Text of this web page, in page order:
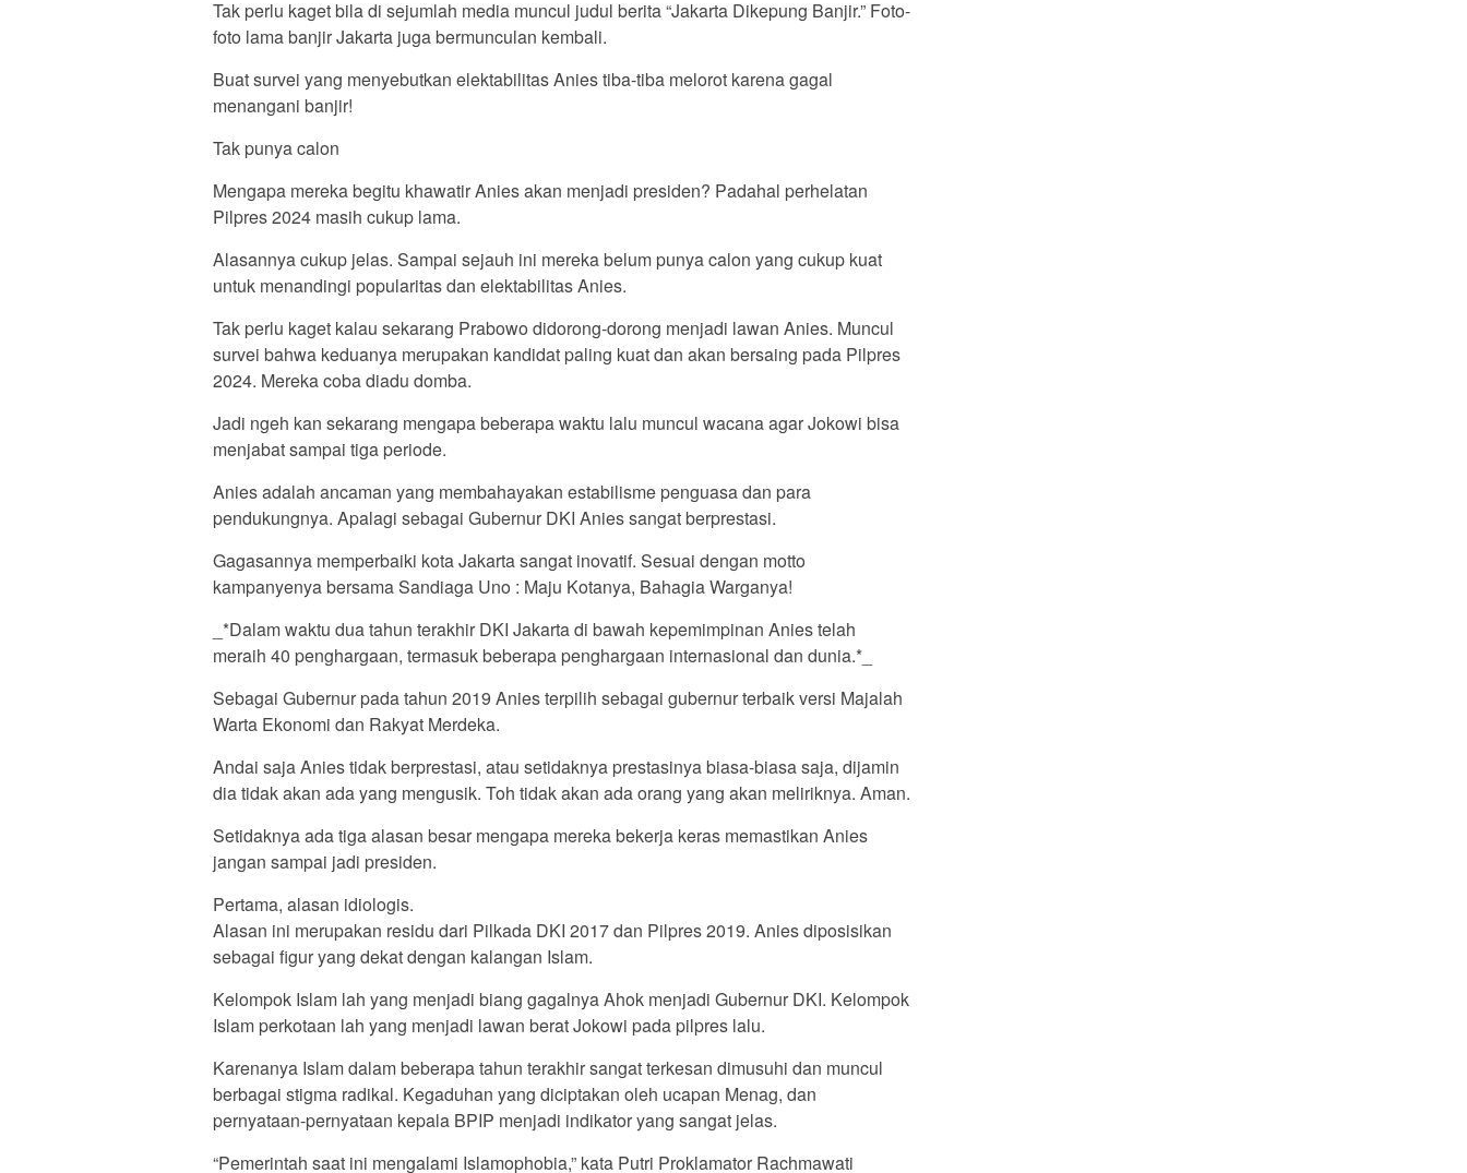
Tak perlu kaget bila di sejumlah media muncul judul berita “Jakarta Dikepung Banjir.” Foto-
foto lama banjir Jakarta juga bermunculan kembali.
Buat survei yang menyebutkan elektabilitas Anies tiba-tiba melorot karena gagal
menangani banjir!
Tak punya calon
Mengapa mereka begitu khawatir Anies akan menjadi presiden? Padahal perhelatan
Pilpres 2024 masih cukup lama.
Alasannya cukup jelas. Sampai sejauh ini mereka belum punya calon yang cukup kuat
untuk menandingi popularitas dan elektabilitas Anies.
Tak perlu kaget kalau sekarang Prabowo didorong-dorong menjadi lawan Anies. Muncul
survei bahwa keduanya merupakan kandidat paling kuat dan akan bersaing pada Pilpres
2024. Mereka coba diadu domba.
Jadi ngeh kan sekarang mengapa beberapa waktu lalu muncul wacana agar Jokowi bisa
menjabat sampai tiga periode.
Anies adalah ancaman yang membahayakan estabilisme penguasa dan para
pendukungnya. Apalagi sebagai Gubernur DKI Anies sangat berprestasi.
Gagasannya memperbaiki kota Jakarta sangat inovatif. Sesuai dengan motto
kampanyenya bersama Sandiaga Uno : Maju Kotanya, Bahagia Warganya!
_*Dalam waktu dua tahun terakhir DKI Jakarta di bawah kepemimpinan Anies telah
meraih 40 penghargaan, termasuk beberapa penghargaan internasional dan dunia.*_
Sebagai Gubernur pada tahun 2019 Anies terpilih sebagai gubernur terbaik versi Majalah
Warta Ekonomi dan Rakyat Merdeka.
Andai saja Anies tidak berprestasi, atau setidaknya prestasinya biasa-biasa saja, dijamin
dia tidak akan ada yang mengusik. Toh tidak akan ada orang yang akan meliriknya. Aman.
Setidaknya ada tiga alasan besar mengapa mereka bekerja keras memastikan Anies
jangan sampai jadi presiden.
Pertama, alasan idiologis.
Alasan ini merupakan residu dari Pilkada DKI 2017 dan Pilpres 2019. Anies diposisikan
sebagai figur yang dekat dengan kalangan Islam.
Kelompok Islam lah yang menjadi biang gagalnya Ahok menjadi Gubernur DKI. Kelompok
Islam perkotaan lah yang menjadi lawan berat Jokowi pada pilpres lalu.
Karenanya Islam dalam beberapa tahun terakhir sangat terkesan dimusuhi dan muncul
berbagai stigma radikal. Kegaduhan yang diciptakan oleh ucapan Menag, dan
pernyataan-pernyataan kepala BPIP menjadi indikator yang sangat jelas.
“Pemerintah saat ini mengalami Islamophobia,” kata Putri Proklamator Rachmawati